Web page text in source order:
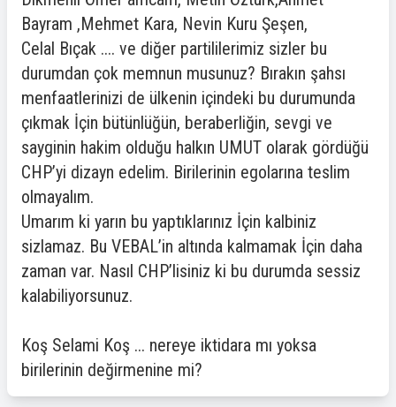
Bayram ,Mehmet Kara, Nevin Kuru Şeşen,
Celal Bıçak .... ve diğer partililerimiz sizler bu
durumdan çok memnun musunuz? Bırakın şahsı
menfaatlerinizi de ülkenin içindeki bu durumunda
çıkmak İçin bütünlüğün, beraberliğin, sevgi ve
sayginin hakim olduğu halkın UMUT olarak gördüğü
CHP’yi dizayn edelim. Birilerinin egolarına teslim
olmayalım.
Umarım ki yarın bu yaptıklarınız İçin kalbiniz
sizlamaz. Bu VEBAL’in altında kalmamak İçin daha
zaman var. Nasıl CHP’lisiniz ki bu durumda sessiz
kalabiliyorsunuz.
Koş Selami Koş ... nereye iktidara mı yoksa
birilerinin değirmenine mi?